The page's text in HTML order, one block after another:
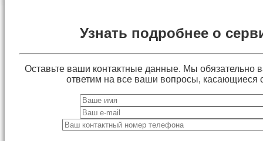
Узнать подробнее о
Оставьте ваши контактные данные. Мы обязательно
ответим на все ваши вопросы, касающиеся